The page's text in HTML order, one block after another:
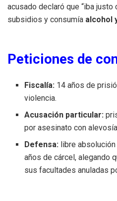
acusado declaró que “iba justo
subsidios y consumía alcohol
Peticiones de
Fiscalía: 14 años de
violencia.
Acusación particular:
por asesinato con
Defensa: libre
años de cárcel, alegando
sus facultades anuladas